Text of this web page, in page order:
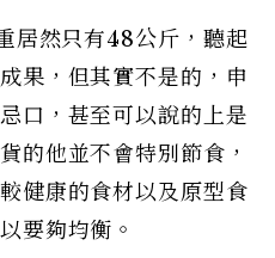
居然只有48公斤，聽起
果，但其實不是的，申
口，甚至可以說的上是
的他並不會特別節食，
健康的食材以及原型食
要夠均衡。